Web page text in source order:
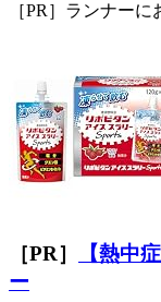
［PR］ランナー
［PR］
【熱中
ー